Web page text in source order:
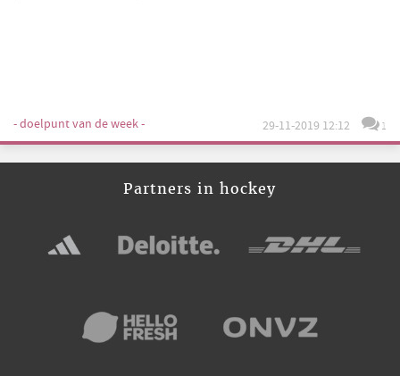
- doelpunt van de week - 29-11-2019 12:12 1
Partners in hockey